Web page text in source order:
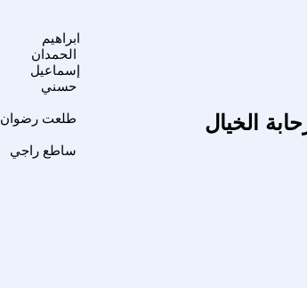
ابراهيم
الحمدان
إسماعيل
حسني
طلعت رضوان الخيال
ساطع راجي